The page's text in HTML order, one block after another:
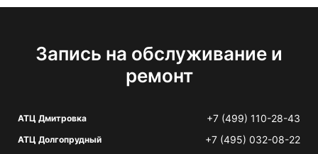
Запись на обслуживание и
ремонт
АТЦ Дмитровка +7 (499) 110-28-43
АТЦ Долгопрудный +7 (495) 032-08-22